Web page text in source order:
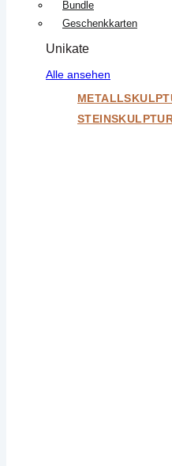
Bundle
Geschenkkarten
Unikate
Alle ansehen